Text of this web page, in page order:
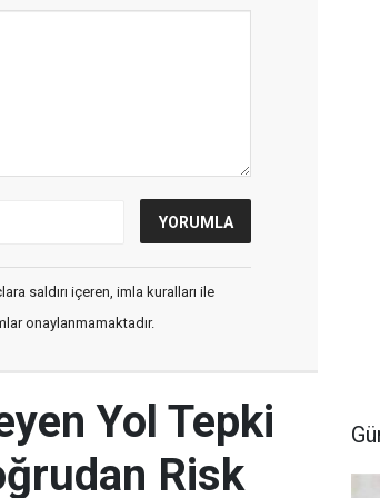
saldırı içeren, imla kuralları ile
onaylanmamaktadır.
Yol Tepki
Risk